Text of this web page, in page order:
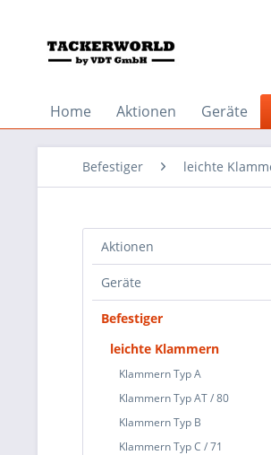
Home Aktionen Geräte
Befestiger leichte
Aktionen
Geräte
Befestiger
leichte Klammern
Klammern Typ A
Klammern Typ AT / 80
Klammern Typ B
Klammern Typ C / 71